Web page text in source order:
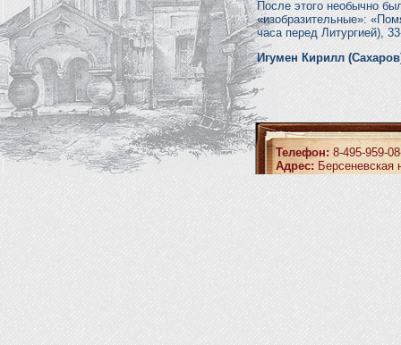
После этого необычно
«изобразительные»:
часа перед Литургией),
Игумен Кирилл
Телефон:8-495-959-
Адрес: Берсеневская